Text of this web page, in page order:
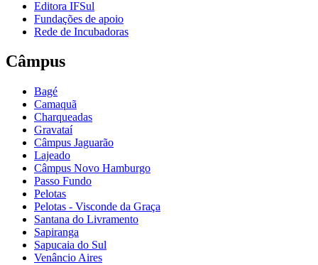
Editora IFSul
Fundações de apoio
Rede de Incubadoras
Câmpus
Bagé
Camaquã
Charqueadas
Gravataí
Câmpus Jaguarão
Lajeado
Câmpus Novo Hamburgo
Passo Fundo
Pelotas
Pelotas - Visconde da Graça
Santana do Livramento
Sapiranga
Sapucaia do Sul
Venâncio Aires